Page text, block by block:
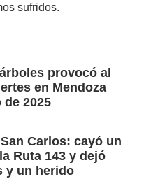
sufridos.
provocó al
en Mendoza
de 2025
Carlos: cayó un
Ruta 143 y dejó
y un herido